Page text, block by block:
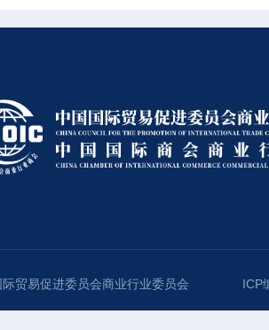
贸易促进委员会商业行业委员会 ICP